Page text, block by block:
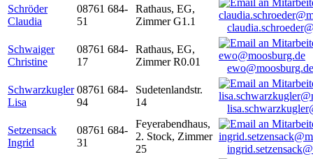
Schröder
Claudia
08761 684-
51
Rathaus, EG,
Zimmer G1.1
Schwaiger
Christine
08761 684-
17
Rathaus, EG,
Zimmer R0.01
ewo@moosburg.de
Schwarzkugler
Lisa
08761 684-
94
Sudetenlandstr.
14
Setzensack
Ingrid
08761 684-
31
Feyerabendhaus,
2. Stock, Zimmer
25